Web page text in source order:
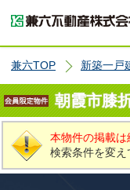
兼六TOP 新築一戸
朝霞市膝
本物件の掲載は
検索条件を変え